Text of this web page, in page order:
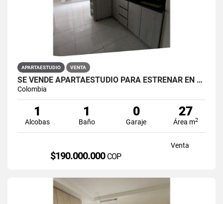
APARTAESTUDIO VENTA
SE VENDE APARTAESTUDIO PARA ESTRENAR EN PRIMAVERA 6-39 ET 2
Colombia
1
Alcobas
1
Baño
0
Garaje
27
Área m2
Venta
$190.000.000 COP